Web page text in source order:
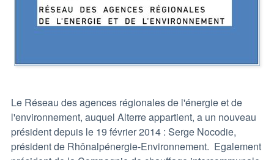
Le Réseau des agences régionales de l'énergie et de
l'environnement, auquel Alterre appartient, a un nouveau
président depuis le 19 février 2014 : Serge Nocodie,
président de Rhônalpénergie-Environnement. Egalement